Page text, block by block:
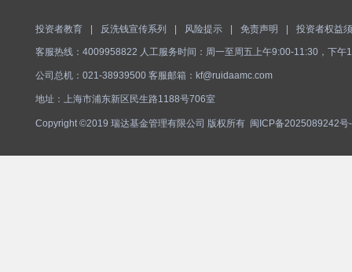
投资者教育 反洗钱宣传系列 风险提示 免责声明 投资者权益
客服热线：4009958822 人工服务时间：周一至周五上午9:00-11:30，下午
公司总机：021-38939500 客服邮箱：kf@ruidaamc.com
地址：上海市浦东新区民生路1188号706室
Copyright ©2019 瑞达基金管理有限公司 版权所有 闽ICP备2025089242号